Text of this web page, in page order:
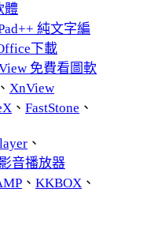
體
純文字編
下載
免費看圖軟
、 XnView
、 FastStone 、
、
音播放器
、 KKBOX 、